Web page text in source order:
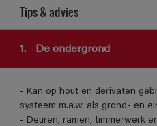
Tips & advies
1. De ondergrond
- Kan op hout en derivaten
systeem m.a.w. als grond- en
- Deuren, ramen, timmerwerk